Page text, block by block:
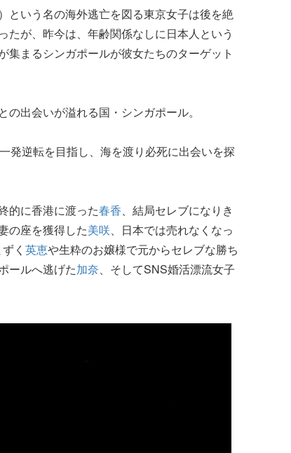
という名の海外逃亡を図る東京女子は後を絶
が、昨今は、年齢関係なしに日本人という
まるシンガポールが彼女たちのターゲット
出会いが溢れる国・シンガポール。
発逆転を目指し、海を渡り必死に出会いを探
的に香港に渡った春香、結局セレブになりき
の座を獲得した美咲、日本では売れなくなっ
ずく英恵や生粋のお嬢様で元からセレブな勝ち
ールへ逃げた加奈、そしてSNS婚活漂流女子